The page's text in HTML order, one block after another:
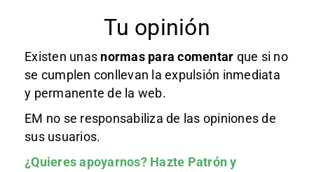
Tu opinión
Existen unas normas para comentar que si no
se cumplen conllevan la expulsión inmediata
y permanente de la web.
EM no se responsabiliza de las opiniones de
sus usuarios.
¿Quieres apoyarnos? Hazte Patróny